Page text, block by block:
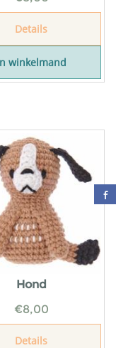
Details
winkelmand
Hond
€8,00
Details